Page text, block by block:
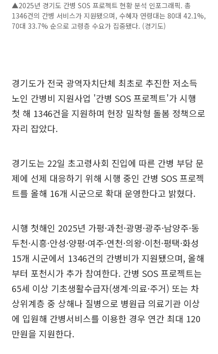
▲2025년 경기도 간병 SOS 프로젝트 현황 분석 인포그래픽. 총
1346건의 간병 서비스가 지원됐으며, 수혜자 연령대는 80대 42.1%,
70대 33.7% 순으로 고령층 수요가 집중됐다. (경기도)
경기도가 전국 광역자치단체 최초로 추진한 저소득
노인 간병비 지원사업 '간병 SOS 프로젝트'가 시행
첫 해 1346건을 지원하며 현장 밀착형 돌봄 정책으로
자리 잡았다.
경기도는 22일 초고령사회 진입에 따른 간병 부담 문
제에 선제 대응하기 위해 시행 중인 간병 SOS 프로젝
트를 올해 16개 시군으로 확대 운영한다고 밝혔다.
시행 첫해인 2025년 가평·과천·광명·광주·남양주·동
두천·시흥·안성·양평·여주·연천·의왕·이천·평택·화성
15개 시군에서 1346건의 간병비가 지원됐으며, 올해
부터 포천시가 추가 참여한다. 간병 SOS 프로젝트는
65세 이상 기초생활수급자(생계·의료·주거) 또는 차
상위계층 중 상해나 질병으로 병원급 의료기관 이상
에 입원해 간병서비스를 이용한 경우 연간 최대 120
만원을 지원한다.